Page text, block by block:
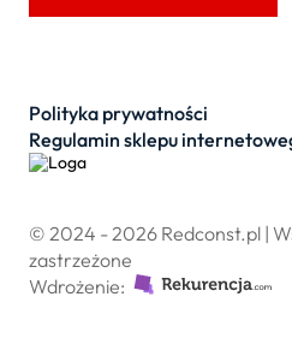
Polityka prywatności
Regulamin sklepu
© 2024 - 2026 Redconst.pl |
zastrzeżone
Wdrożenie: